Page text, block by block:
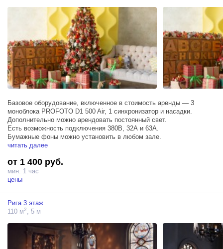
Базовое оборудование, включенное в стоимость аренды — 3
моноблока PROFOTO D1 500 Air, 1 синхронизатор и насадки.
Дополнительно можно арендовать постоянный свет.
Есть возможность подключения 380В, 32А и 63А.
Бумажные фоны можно установить в любом зале.
читать далее
от 1 400 руб.
мин. 1 час
цены
Рига 3 этаж
110 м2, 5 м